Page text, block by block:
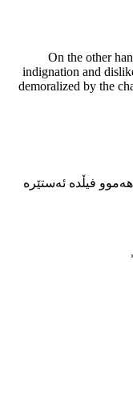
On the other
indignation and
demoralized by the
هەموو فیڵدە ئەستێرە